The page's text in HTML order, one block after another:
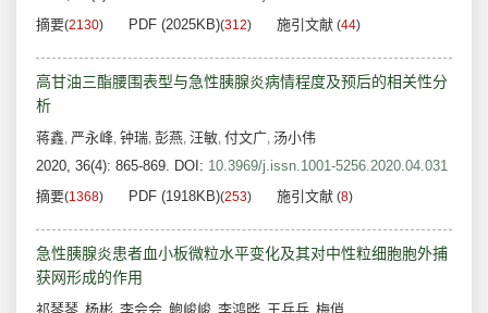
摘要(2130) PDF (2025KB)(312) 施引文献 (44)
高甘油三酯腰围表型与急性胰腺炎病情程度及预后的相关性分
析
蒋鑫, 严永峰, 钟瑞, 彭燕, 汪敏, 付文广, 汤小伟
2020, 36(4): 865-869. DOI: 10.3969/j.issn.1001-5256.2020.04.031
摘要(1368) PDF (1918KB)(253) 施引文献 (8)
急性胰腺炎患者血小板微粒水平变化及其对中性粒细胞胞外捕
获网形成的作用
祁琴琴 杨彬 李会会 鲍峻峻 李鸿晔 王兵兵 梅俏